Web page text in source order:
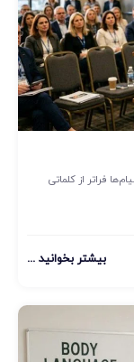
فراتر از کلماتی
بیشتر بخوانید ...